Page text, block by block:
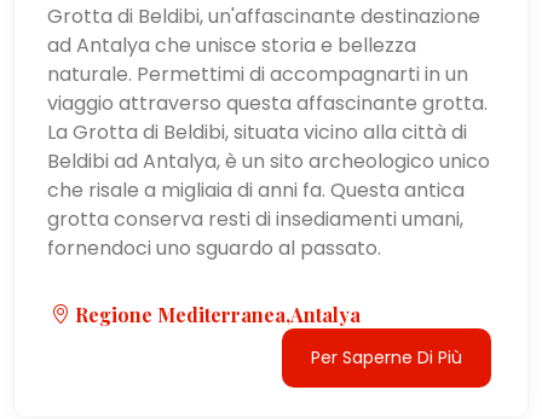
Grotta di Beldibi, un'affascinante destinazione
ad Antalya che unisce storia e bellezza
naturale. Permettimi di accompagnarti in un
viaggio attraverso questa affascinante grotta.
La Grotta di Beldibi, situata vicino alla città di
Beldibi ad Antalya, è un sito archeologico unico
che risale a migliaia di anni fa. Questa antica
grotta conserva resti di insediamenti umani,
fornendoci uno sguardo al passato.
Regione Mediterranea,Antalya
Per Saperne Di Più